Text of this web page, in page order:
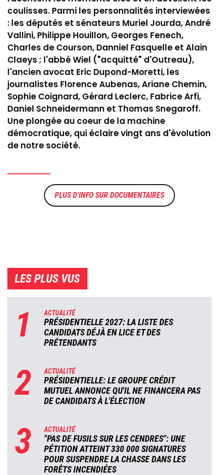
coulisses. Parmi les personnalités interviewées
: les députés et sénateurs Muriel Jourda, André
Vallini, Philippe Houillon, Georges Fenech,
Charles de Courson, Danniel Fasquelle et Alain
Claeys ; l'abbé Wiel ("acquitté" d'Outreau),
l'ancien avocat Eric Dupond-Moretti, les
journalistes Florence Aubenas, Ariane Chemin,
Sophie Coignard, Gérard Leclerc, Fabrice Arfi,
Daniel Schneidermann et Thomas Snegaroff.
Une plongée au coeur de la machine
démocratique, qui éclaire vingt ans d'évolution
de notre société.
DOCUMENTAIRES
LES PLUS VUS
1 ACTUALITÉ
PRÉSIDENTIELLE 2027: LA LISTE DES
CANDIDATS DÉJÀ EN LICE ET DES
PRÉTENDANTS
2 ACTUALITÉ
PRÉSIDENTIELLE: LE GROUPE CRÉDIT
MUTUEL ANNONCE QU'IL NE FINANCERA PAS
DE CANDIDATS À L'ÉLECTION
3 ACTUALITÉ
"PAS DE FUSILS SUR LES CENDRES": UNE
PÉTITION ATTEINT 330 000 SIGNATURES
POUR SUSPENDRE LA CHASSE DANS LES
FORÊTS INCENDIÉES